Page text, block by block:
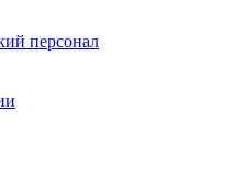
персонал